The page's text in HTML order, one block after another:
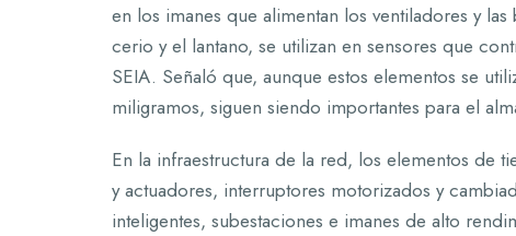
en los imanes que alimentan los ventiladores y
cerio y el lantano, se utilizan en sensores que
SEIA. Señaló que, aunque estos elementos se
miligramos, siguen siendo importantes para el
En la infraestructura de la red, los elementos de
y actuadores, interruptores motorizados y
inteligentes, subestaciones e imanes de alto